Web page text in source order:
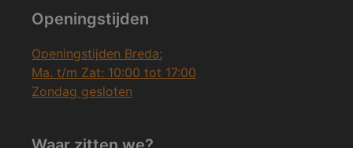
Openingstijden
Openingstijden Breda:
Ma. t/m Zat: 10:00 tot 17:00
Zondag gesloten